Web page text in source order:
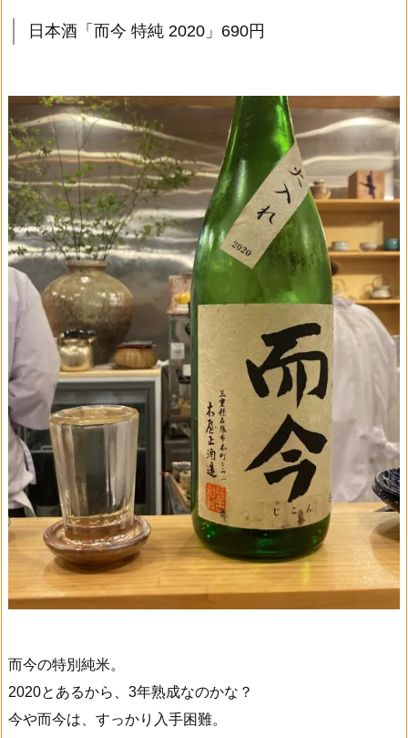
日本酒「而今 特純 2020」690円
而今の特別純米。
2020とあるから、3年熟成なのかな？
今や而今は、すっかり入手困難。